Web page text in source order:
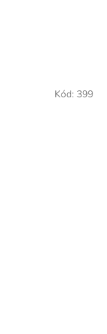
Kód: 399